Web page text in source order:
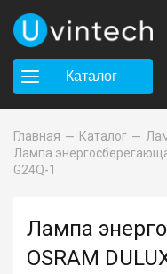
Каталог
Главная Каталог
Лампа
G24Q-1
Лампа
OSRAM